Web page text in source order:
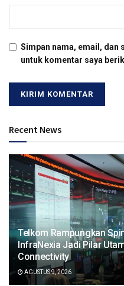
Simpan nama, email, dan
untuk komentar saya
Recent News
Telkom Rampungkan
InfraNexia Jadi Pilar
Connectivity
AGUSTUS 9, 2026